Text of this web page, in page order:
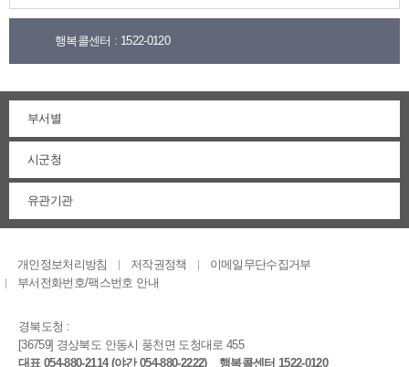
행복콜센터 : 1522-0120
부서별
시군청
유관기관
개인정보처리방침 저작권정책
이메일무단수집거부
부서전화번호/팩스번호 안내
경북도청 :
[36759] 경상북도 안동시 풍천면 도청대로 455
대표 054-880-2114 (야간 054-880-2222)
행복콜센터 1522-0120